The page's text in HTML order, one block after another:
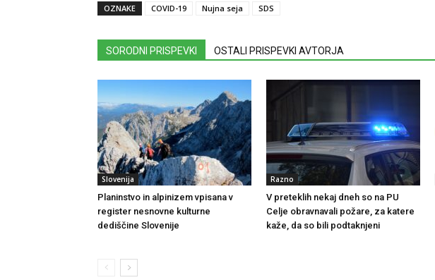
OZNAKE COVID-19 Nujna seja SDS
SORODNI PRISPEVKI OSTALI PRISPEVKI AVTORJA
Slovenija
Planinstvo in alpinizem vpisana v
register nesnovne kulturne
dediščine Slovenije
Razno
V preteklih nekaj dneh so na PU
Celje obravnavali požare, za katere
kaže, da so bili podtaknjeni